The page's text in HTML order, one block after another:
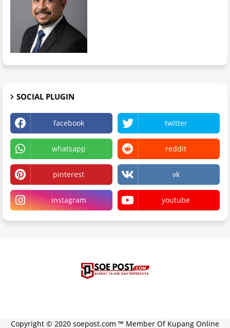
SOCIAL PLUGIN
facebook twitter
whatsapp reddit
pinterest vk
instagram youtube
Copyright © 2020 soepost.com ™ Member Of Kupang Online